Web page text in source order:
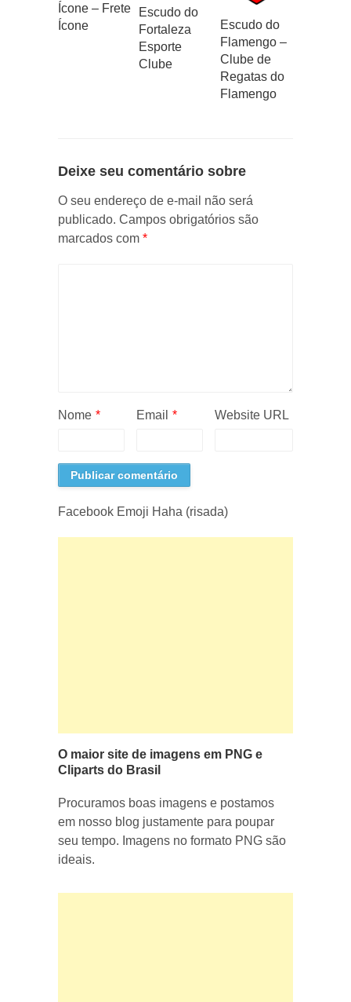
Ícone – Frete
Ícone
Escudo do
Fortaleza
Esporte
Clube
Escudo do
Flamengo –
Clube de
Regatas do
Flamengo
Deixe seu comentário sobre
O seu endereço de e-mail não será
publicado. Campos obrigatórios são
marcados com *
Nome * Email * Website URL
Facebook Emoji Haha (risada)
O maior site de imagens em PNG e
Cliparts do Brasil
Procuramos boas imagens e postamos
em nosso blog justamente para poupar
seu tempo. Imagens no formato PNG são
ideais.